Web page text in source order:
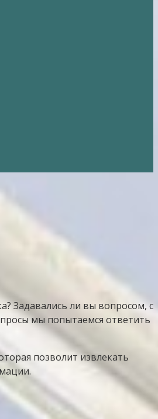
Задавались ли вы вопросом, с
мы попытаемся ответить
позволит извлекать